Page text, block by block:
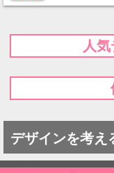
人
デザインを考え